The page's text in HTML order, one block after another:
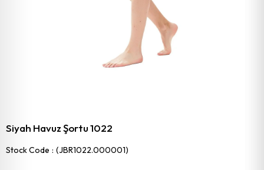
Siyah Havuz Şortu 1022
Stock Code (JBR1022.000001)